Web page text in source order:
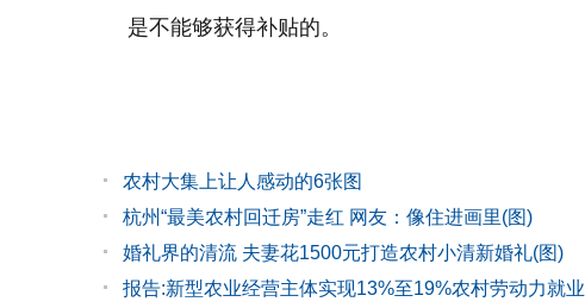
是不能够获得补贴的。
农村大集上让人感动的6张图
杭州“最美农村回迁房”走红 网友：像住进画里(图)
婚礼界的清流 夫妻花1500元打造农村小清新婚礼(图)
报告:新型农业经营主体实现13%至19%农村劳动力就业